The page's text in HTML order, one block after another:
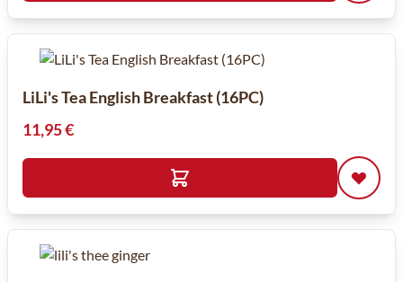
LiLi's Tea English Breakfast (16PC)
11,95 €